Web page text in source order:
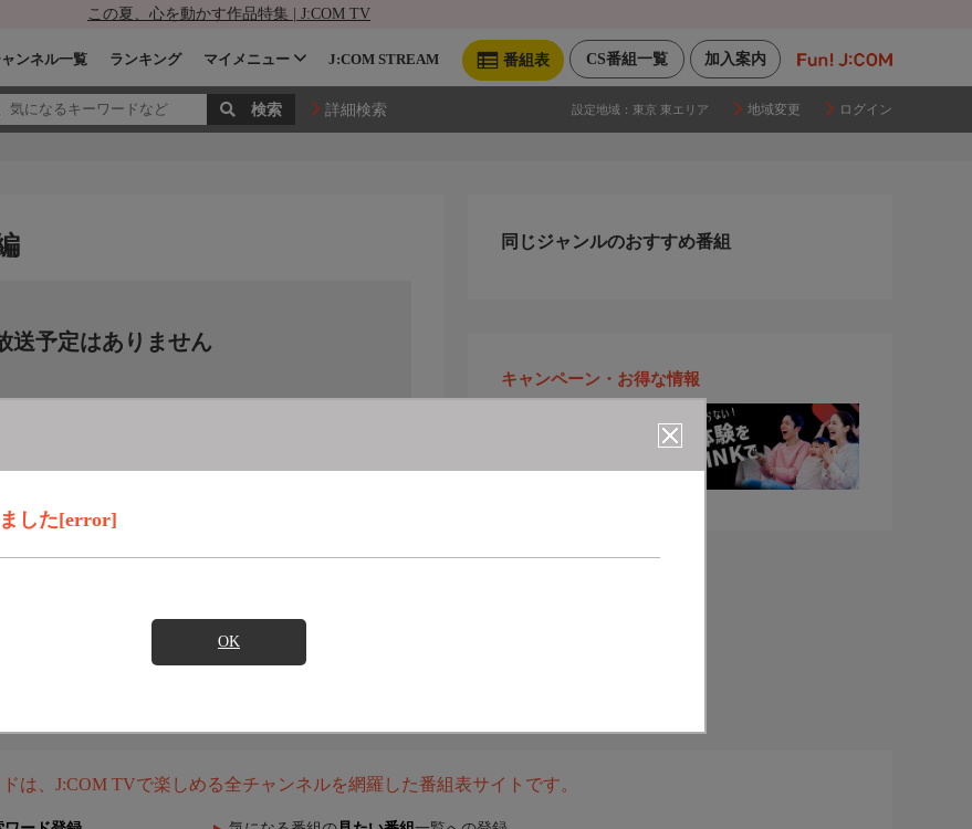
この夏、心を動かす作品特集 | J:COM TV
加入案内
CS番組一覧
番組表
ンネル一覧 ランキング マイメニュー J:COM STREAM
詳細検索 設定地域： 東京 東エリア 地域変更 ログイン
した[error]
OK
送予定はありません
同じジャンルのおすすめ番組
キャンペーン・お得な情報
は、J:COM TVで楽しめる全チャンネルを網羅した番組表サイトです。